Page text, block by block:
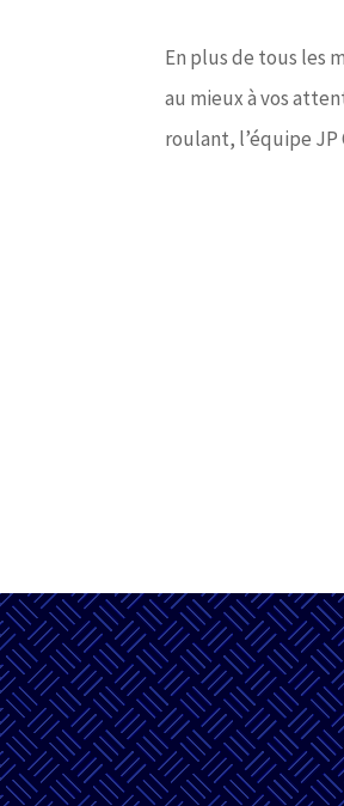
En plus de tous les
au mieux à vos
roulant, l’équipe JP